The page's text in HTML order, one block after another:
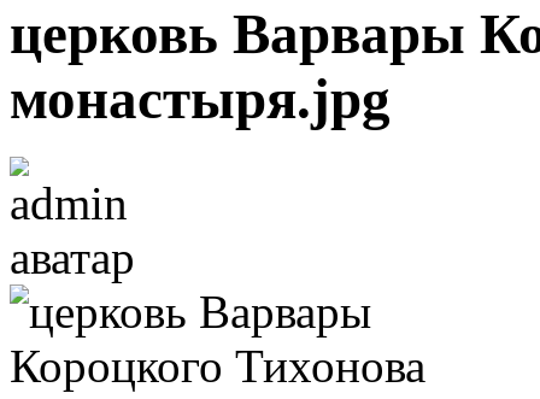
церковь Варвары
монастыря.jpg